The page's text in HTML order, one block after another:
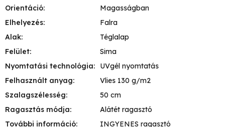
Orientáció:
Magasságban
Elhelyezés:
Falra
Alak:
Téglalap
Felület:
Sima
Nyomtatási technológia:
UVgél nyomtatás
Felhasznált anyag:
Vlies 130 g/m2
Szalagszélesség:
50 cm
Ragasztás módja:
Alátét ragasztó
További információ: INGYENES ragasztó